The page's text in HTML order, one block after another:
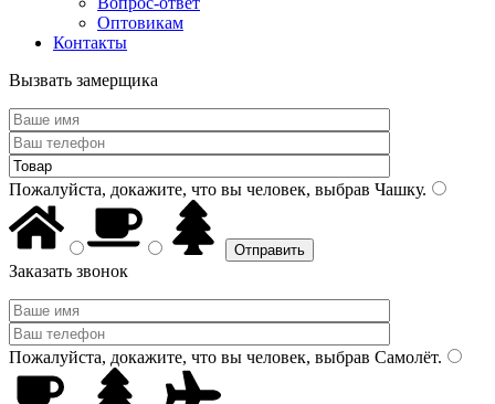
Оптовикам
Контакты
Вызвать замерщика
Пожалуйста, докажите, что вы человек, выбрав Чашку.
Заказать звонок
Пожалуйста, докажите, что вы человек, выбрав Самолёт.